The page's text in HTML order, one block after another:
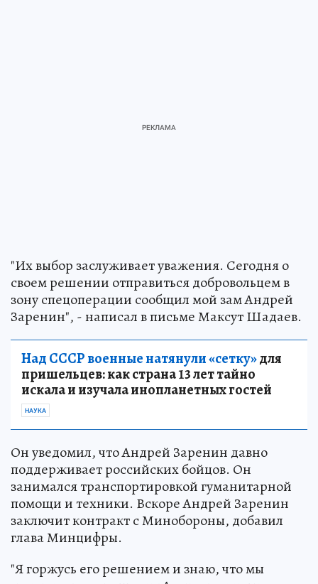
"Их выбор заслуживает уважения. Сегодня о
своем решении отправиться добровольцем в
зону спецоперации сообщил мой зам Андрей
Заренин", - написал в письме Максут Шадаев.
Над СССР военные натянули «сетку»для
пришельцев: как страна 13 лет тайно
искала и изучала инопланетных гостей
НАУКА
Он уведомил, что Андрей Заренин давно
поддерживает российских бойцов. Он
занимался транспортировкой гуманитарной
помощи и техники. Вскоре Андрей Заренин
заключит контракт с Минобороны, добавил
глава Минцифры.
"Я горжусь его решением и знаю, что мы